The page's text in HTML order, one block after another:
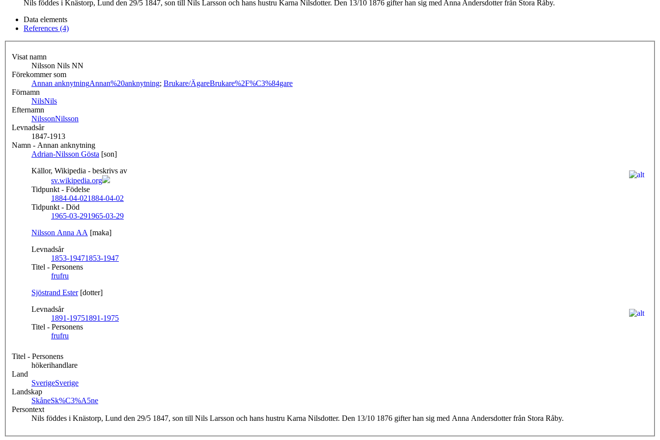
Nils föddes i Knästorp, Lund den 29/5 1847, son till Nils Larsson och hans hustru Karna Nilsdotter. Den 13/10 1876 gifter han sig med Anna Andersdotter från Stora Råby.
Data elements
References (4)
Visat namn
Nilsson Nils NN
Förekommer som
Annan anknytningAnnan%20anknytning; Brukare/ÄgareBrukare%2F%C3%84gare
Förnamn
NilsNils
Efternamn
NilssonNilsson
Levnadsår
1847-1913
Namn - Annan anknytning
Adrian-Nilsson Gösta [son]
Källor, Wikipedia - beskrivs av
sv.wikipedia.org
Tidpunkt - Födelse
1884-04-021884-04-02
Tidpunkt - Död
1965-03-291965-03-29
Nilsson Anna AA [maka]
Levnadsår
1853-19471853-1947
Titel - Personens
frufru
Sjöstrand Ester[dotter]
Levnadsår
1891-19751891-1975
Titel - Personens
frufru
Titel - Personens
hökerihandlare
Land
SverigeSverige
Landskap
SkåneSk%C3%A5ne
Persontext
Nils föddes i Knästorp, Lund den 29/5 1847, son till Nils Larsson och hans hustru Karna Nilsdotter. Den 13/10 1876 gifter han sig med Anna Andersdotter från Stora Råby.